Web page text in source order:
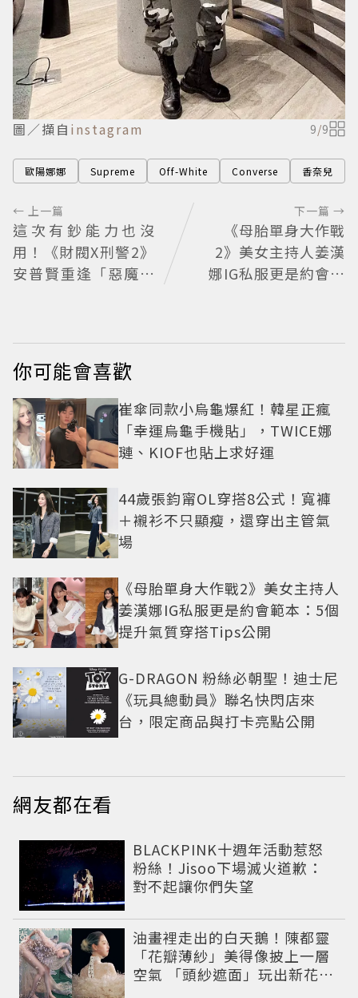
圖／擷自 instagram 9/9
歐陽娜娜 Supreme Off-White Converse 香奈兒
← 上一篇
這次有鈔能力也沒
用！《財閥X刑警2》
安普賢重逢「惡魔教
下一篇 →
《母胎單身大作戰
2》美女主持人姜漢
娜IG私服更是約會範
你可能會喜歡
崔傘同款小烏龜爆紅！韓星正瘋
「幸運烏龜手機貼」，TWICE娜
璉、KIOF也貼上求好運
44歲張鈞甯OL穿搭8公式！寬褲
＋襯衫不只顯瘦，還穿出主管氣
場
《母胎單身大作戰2》美女主持人
姜漢娜IG私服更是約會範本：5個
提升氣質穿搭Tips公開
G-DRAGON 粉絲必朝聖！迪士尼
《玩具總動員》聯名快閃店來
台，限定商品與打卡亮點公開
網友都在看
BLACKPINK十週年活動惹怒
粉絲！Jisoo下場滅火道歉：
對不起讓你們失望
油畫裡走出的白天鵝！陳都靈
「花瓣薄紗」美得像披上一層
空氣 「頭紗遮面」玩出新花樣